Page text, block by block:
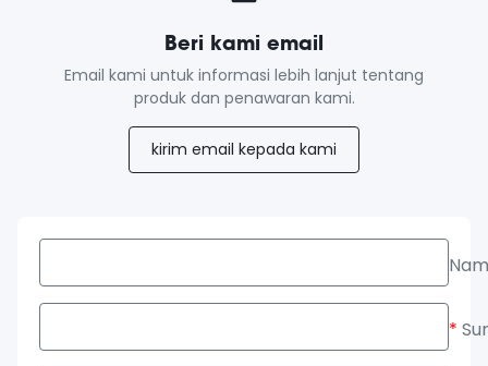
Beri kami email
Email kami untuk informasi lebih lanjut tentang
produk dan penawaran kami.
kirim email kepada kami
*